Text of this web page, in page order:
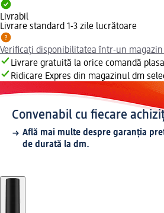
Livrabil
Livrare standard 1-3 zile lucrătoare
Verificați disponibilitatea într-un
Livrare gratuită la orice comandă
Ridicare Expres din magazinul dm
Convenabil cu fiecare
Află mai multe despre garanția
de durată la dm.